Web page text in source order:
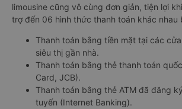
limousine cũng vô cùng đơn giản, tiện lợi
trợ đến 06 hình thức thanh toán khác nhau
Thanh toán bằng tiền mặt tại các
siêu thị gần nhà.
Thanh toán bằng thẻ thanh toán
Card, JCB).
Thanh toán bằng thẻ ATM đã đăng
tuyến (Internet Banking).